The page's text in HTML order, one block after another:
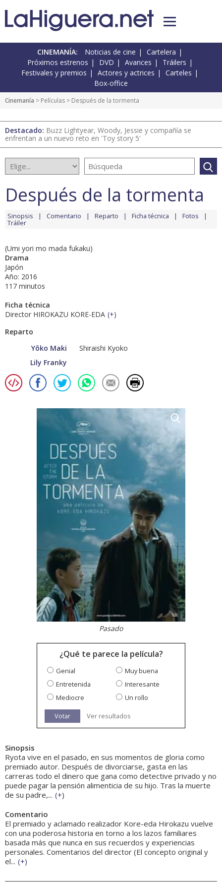
CINEMANÍA: Noticias de cine
Cartelera
Próximos estrenos
DVD Avances
Tráilers
Festivales y premios
Actores y actrices
Carteles
Box-office
Cinemanía > Películas > Después de la tormenta
Destacado: Buzz Lightyear, Woody, Jessie y compañía se
enfrentan a un nuevo reto en 'Toy story 5'
Después de la tormenta
Sinopsis Comentario Reparto Ficha técnica Fotos
Tráiler
(Umi yori mo mada fukaku)
Drama
Japón
Año: 2016
117 minutos
Ficha técnica
Director HIROKAZU KORE-EDA (+)
Reparto
Yôko Maki
Shiraishi Kyoko
Lily Franky
Pasado
¿Qué te parece la película?
Genial
Muy buena
Entretenida
Interesante
Mediocre
Un rollo
Votar Ver resultados
Sinopsis
Ryota vive en el pasado, en sus momentos de gloria como
premiado autor. Después de divorciarse, gasta en las
carreras todo el dinero que gana como detective privado y no
puede pagar la pensión alimenticia de su hijo. Tras la muerte
de su padre,... (+)
Comentario
El premiado y aclamado realizador Kore-eda Hirokazu vuelve
con una poderosa historia en torno a los lazos familiares
basada más que nunca en sus recuerdos y experiencias
personales. Comentarios del director (El concepto original y
el... (+)